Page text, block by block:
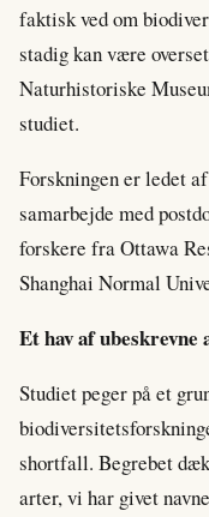
faktisk ved om
stadig kan være
Naturhistoriske
studiet.
Forskningen er ledet
samarbejde med
forskere fra Ottawa
Shanghai Normal
Et hav af ubeskrevne
Studiet peger på et
shortfall. Begrebet
arter, vi har givet